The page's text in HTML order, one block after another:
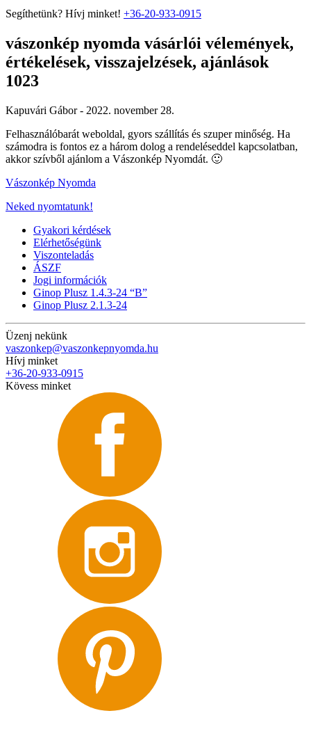
Segíthetünk? Hívj minket! +36-20-933-0915
vászonkép nyomda vásárlói vélemények,
értékelések, visszajelzések, ajánlások
1023
Kapuvári Gábor - 2022. november 28.
Felhasználóbarát weboldal, gyors szállítás és szuper minőség. Ha
számodra is fontos ez a három dolog a rendeléseddel kapcsolatban,
akkor szívből ajánlom a Vászonkép Nyomdát. 🙂
Vászonkép Nyomda
Neked nyomtatunk!
Gyakori kérdések
Elérhetőségünk
Viszonteladás
ÁSZF
Jogi információk
Ginop Plusz 1.4.3-24 “B”
Ginop Plusz 2.1.3-24
Üzenj nekünk
vaszonkep@vaszonkepnyomda.hu
Hívj minket
+36-20-933-0915
Kövess minket